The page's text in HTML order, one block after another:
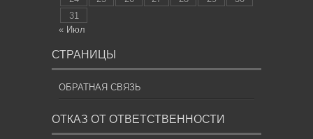
31
« Июл
СТРАНИЦЫ
ОБРАТНАЯ СВЯЗЬ
ОТКАЗ ОТ ОТВЕТСТВЕННОСТИ